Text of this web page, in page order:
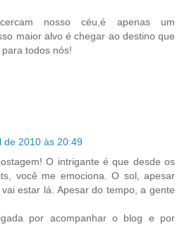
nosso céu,é apenas um
maior alvo é chegar ao destino que
todos nós!
de 2010 às 20:49
O intrigante é que desde os
você me emociona. O sol, apesar
estar lá. Apesar do tempo, a gente
por acompanhar o blog e por